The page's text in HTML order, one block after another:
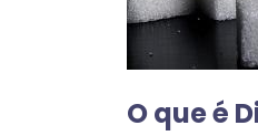
O que é